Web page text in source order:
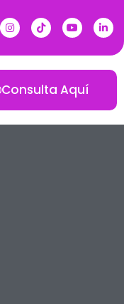
Consulta Aquí